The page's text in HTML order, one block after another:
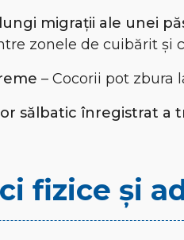
migrații ale unei
zonele de cuibărit și
– Cocorii pot zbura
sălbatic înregistrat a
fizice și